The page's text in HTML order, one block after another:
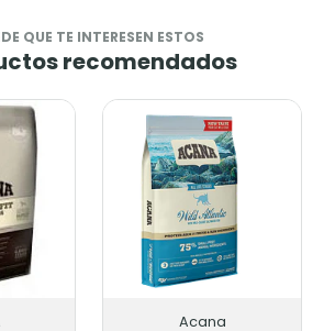
QUE TE INTERESEN ESTOS
recomendados